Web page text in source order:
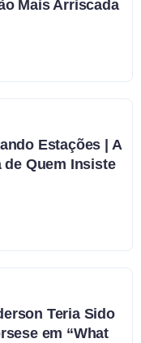
Mais Arriscada
Estações | A
de Quem Insiste
Teria Sido
em “What